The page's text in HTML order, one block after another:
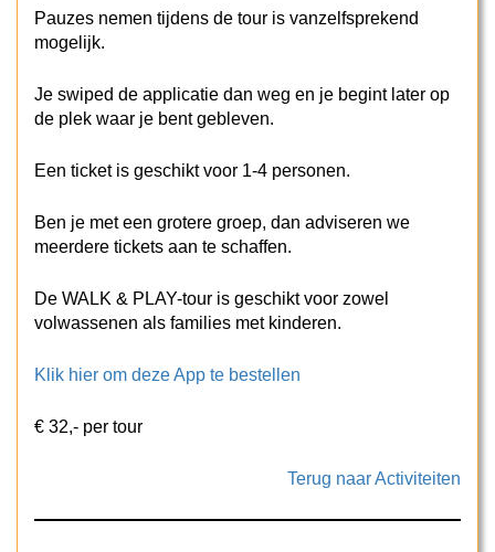
Pauzes nemen tijdens de tour is vanzelfsprekend
mogelijk.
Je swiped de applicatie dan weg en je begint later op
de plek waar je bent gebleven.
Een ticket is geschikt voor 1-4 personen.
Ben je met een grotere groep, dan adviseren we
meerdere tickets aan te schaffen.
De WALK & PLAY-tour is geschikt voor zowel
volwassenen als families met kinderen.
Klik hier om deze App te bestellen
€ 32,- per tour
Terug naar Activiteiten